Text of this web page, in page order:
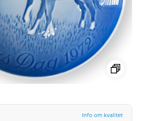
Info om kvalitet